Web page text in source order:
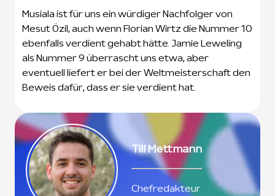
Musiala ist für uns ein würdiger Nachfolger von
Mesut Özil, auch wenn Florian Wirtz die Nummer 10
ebenfalls verdient gehabt hätte. Jamie Leweling
als Nummer 9 überrascht uns etwa, aber
eventuell liefert er bei der Weltmeisterschaft den
Beweis dafür, dass er sie verdient hat.
Till Mettmann
Chefredakteur